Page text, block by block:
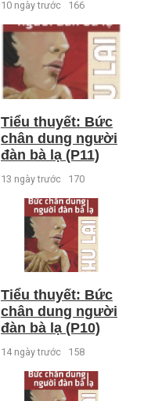
10 ngày trước 166
Tiểu thuyết: Bức
chân dung người
đàn bà lạ (P11)
13 ngày trước 170
Tiểu thuyết: Bức
chân dung người
đàn bà lạ (P10)
14 ngày trước 158